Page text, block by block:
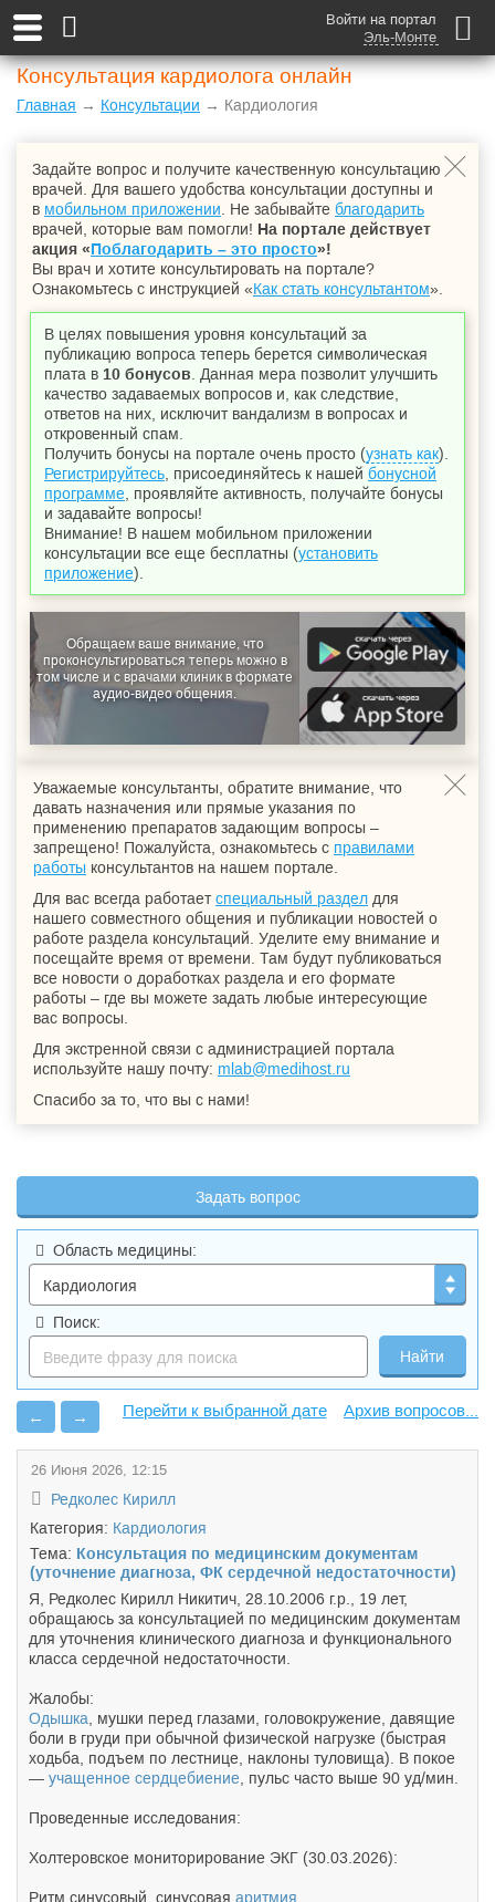
Войти на портал
Эль-Монте
Консультация кардиолога онлайн
Главная → Консультации → Кардиология
Задайте вопрос и получите качественную консультацию
врачей. Для вашего удобства консультации доступны и
в мобильном приложении . Не забывайте благодарить
врачей, которые вам помогли! На портале действует
акция «Поблагодарить – это просто»!
Вы врач и хотите консультировать на портале?
Ознакомьтесь с инструкцией «Как стать консультантом».
В целях повышения уровня консультаций за
публикацию вопроса теперь берется символическая
плата в 10 бонусов . Данная мера позволит улучшить
качество задаваемых вопросов и, как следствие,
ответов на них, исключит вандализм в вопросах и
откровенный спам.
Получить бонусы на портале очень просто (узнать как).
Регистрируйтесь , присоединяйтесь к нашей бонусной
программе , проявляйте активность, получайте бонусы
и задавайте вопросы!
Внимание! В нашем мобильном приложении
консультации все еще бесплатны (установить
приложение).
Обращаем ваше внимание, что
проконсультироваться теперь можно в
том числе и с врачами клиник в формате
аудио-видео общения.
Уважаемые консультанты, обратите внимание, что
давать назначения или прямые указания по
применению препаратов задающим вопросы –
запрещено! Пожалуйста, ознакомьтесь с правилами
работы консультантов на нашем портале.
Для вас всегда работаетспециальный раздел для
нашего совместного общения и публикации новостей о
работе раздела консультаций. Уделите ему внимание и
посещайте время от времени. Там будут публиковаться
все новости о доработках раздела и его формате
работы – где вы можете задать любые интересующие
вас вопросы.
Для экстренной связи с администрацией портала
используйте нашу почту: mlab@medihost.ru
Спасибо за то, что вы с нами!
Задать вопрос
Область медицины:
Поиск:
← → Архив вопросов...
26 Июня 2026, 12:15
Редколес Кирилл
Категория: Кардиология
Тема: Консультация по медицинским документам
(уточнение диагноза, ФК сердечной недостаточности)
Я, Редколес Кирилл Никитич, 28.10.2006 г.р., 19 лет,
обращаюсь за консультацией по медицинским документам
для уточнения клинического диагноза и функционального
класса сердечной недостаточности.
Жалобы:
Одышка , мушки перед глазами, головокружение, давящие
боли в груди при обычной физической нагрузке (быстрая
ходьба, подъем по лестнице, наклоны туловища). В покое
— учащенное сердцебиение , пульс часто выше 90 уд/мин.
Проведенные исследования:
Холтеровское мониторирование ЭКГ (30.03.2026):
Ритм синусовый, синусовая аритмия